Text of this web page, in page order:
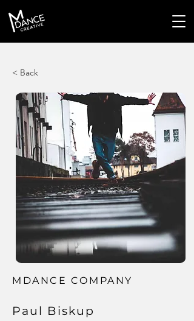
< Back
MDANCE COMPANY
Paul Biskup